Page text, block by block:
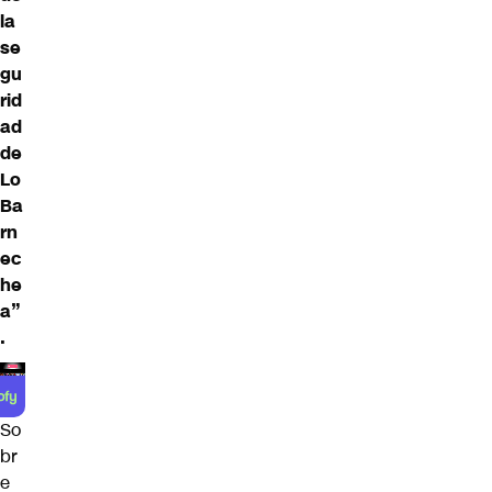
la
se
gu
rid
ad
de
Lo
Ba
rn
ec
he
a”
.
So
br
e